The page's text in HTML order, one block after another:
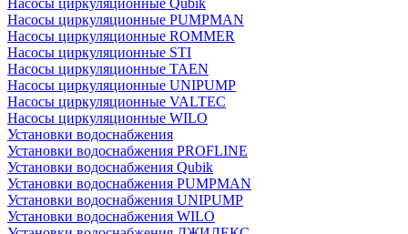
Насосы циркуляционные Qubik
Насосы циркуляционные PUMPMAN
Насосы циркуляционные ROMMER
Насосы циркуляционные STI
Насосы циркуляционные TAEN
Насосы циркуляционные UNIPUMP
Насосы циркуляционные VALTEC
Насосы циркуляционные WILO
Установки водоснабжения
Установки водоснабжения PROFLINE
Установки водоснабжения Qubik
Установки водоснабжения PUMPMAN
Установки водоснабжения UNIPUMP
Установки водоснабжения WILO